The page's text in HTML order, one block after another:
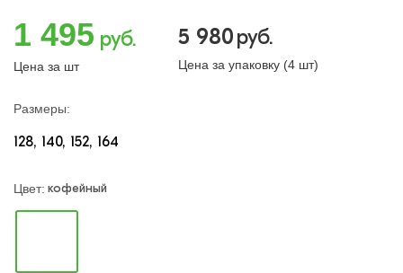
1 495 руб.
Цена за шт
5 980руб.
Цена за упаковку (4 шт)
Размеры:
128 140 152 164
Цвет: кофейный